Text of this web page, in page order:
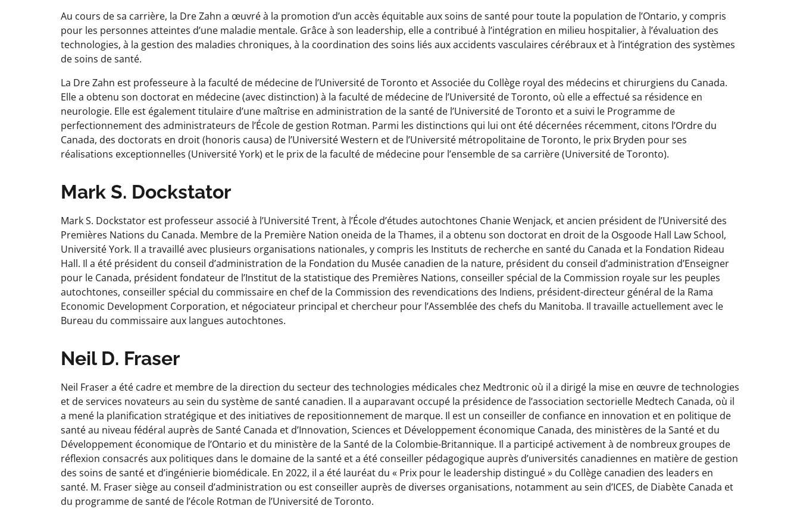
Au cours de sa carrière, la Dre Zahn a œuvré à la promotion d’un accès équitable aux soins de santé pour toute la population de l’Ontario, y compris
pour les personnes atteintes d’une maladie mentale. Grâce à son leadership, elle a contribué à l’intégration en milieu hospitalier, à l’évaluation des
technologies, à la gestion des maladies chroniques, à la coordination des soins liés aux accidents vasculaires cérébraux et à l’intégration des systèmes
de soins de santé.
La Dre Zahn est professeure à la faculté de médecine de l’Université de Toronto et Associée du Collège royal des médecins et chirurgiens du Canada.
Elle a obtenu son doctorat en médecine (avec distinction) à la faculté de médecine de l’Université de Toronto, où elle a effectué sa résidence en
neurologie. Elle est également titulaire d’une maîtrise en administration de la santé de l’Université de Toronto et a suivi le Programme de
perfectionnement des administrateurs de l’École de gestion Rotman. Parmi les distinctions qui lui ont été décernées récemment, citons l’Ordre du
Canada, des doctorats en droit (honoris causa) de l’Université Western et de l’Université métropolitaine de Toronto, le prix Bryden pour ses
réalisations exceptionnelles (Université York) et le prix de la faculté de médecine pour l’ensemble de sa carrière (Université de Toronto).
Mark S. Dockstator
Mark S. Dockstator est professeur associé à l’Université Trent, à l’École d’études autochtones Chanie Wenjack, et ancien président de l’Université des
Premières Nations du Canada. Membre de la Première Nation oneida de la Thames, il a obtenu son doctorat en droit de la Osgoode Hall Law School,
Université York. Il a travaillé avec plusieurs organisations nationales, y compris les Instituts de recherche en santé du Canada et la Fondation Rideau
Hall. Il a été président du conseil d’administration de la Fondation du Musée canadien de la nature, président du conseil d’administration d’Enseigner
pour le Canada, président fondateur de l’Institut de la statistique des Premières Nations, conseiller spécial de la Commission royale sur les peuples
autochtones, conseiller spécial du commissaire en chef de la Commission des revendications des Indiens, président-directeur général de la Rama
Economic Development Corporation, et négociateur principal et chercheur pour l’Assemblée des chefs du Manitoba. Il travaille actuellement avec le
Bureau du commissaire aux langues autochtones.
Neil D. Fraser
Neil Fraser a été cadre et membre de la direction du secteur des technologies médicales chez Medtronic où il a dirigé la mise en œuvre de technologies
et de services novateurs au sein du système de santé canadien. Il a auparavant occupé la présidence de l’association sectorielle Medtech Canada, où il
a mené la planification stratégique et des initiatives de repositionnement de marque. Il est un conseiller de confiance en innovation et en politique de
santé au niveau fédéral auprès de Santé Canada et d’Innovation, Sciences et Développement économique Canada, des ministères de la Santé et du
Développement économique de l’Ontario et du ministère de la Santé de la Colombie-Britannique. Il a participé activement à de nombreux groupes de
réflexion consacrés aux politiques dans le domaine de la santé et a été conseiller pédagogique auprès d’universités canadiennes en matière de gestion
des soins de santé et d’ingénierie biomédicale. En 2022, il a été lauréat du « Prix pour le leadership distingué » du Collège canadien des leaders en
santé. M. Fraser siège au conseil d’administration ou est conseiller auprès de diverses organisations, notamment au sein d’ICES, de Diabète Canada et
du programme de santé de l’école Rotman de l’Université de Toronto.